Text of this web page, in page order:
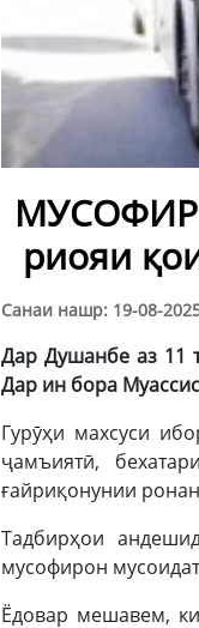
МУСОФИР
риояи
Санаи нашр: 19-08-
Дар Душанбе аз 11
Дар ин бора
Гурӯҳи махсуси
ҷамъиятӣ,
ғайриқонунии
Тадбирҳои
мусофирон
Ёдовар мешавем,